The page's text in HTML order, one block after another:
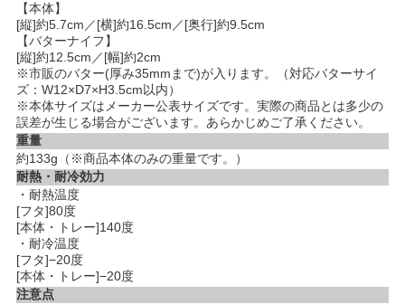
【本体】
[縦]約5.7cm／[横]約16.5cm／[奥行]約9.5cm
【バターナイフ】
[縦]約12.5cm／[幅]約2cm
※市販のバター(厚み35mmまで)が入ります。（対応バターサイ
ズ：W12×D7×H3.5cm以内）
※本体サイズはメーカー公表サイズです。実際の商品とは多少の
誤差が生じる場合がございます。あらかじめご了承ください。
重量
約133g（※商品本体のみの重量です。）
耐熱・耐冷効力
・耐熱温度
[フタ]80度
[本体・トレー]140度
・耐冷温度
[フタ]−20度
[本体・トレー]−20度
注意点